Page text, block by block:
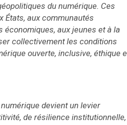
du numérique. Ces
États, aux communautés
économiques, aux jeunes et à la
collectivement les conditions
ouverte, inclusive, éthique
devient un levier
de résilience institutionnelle,